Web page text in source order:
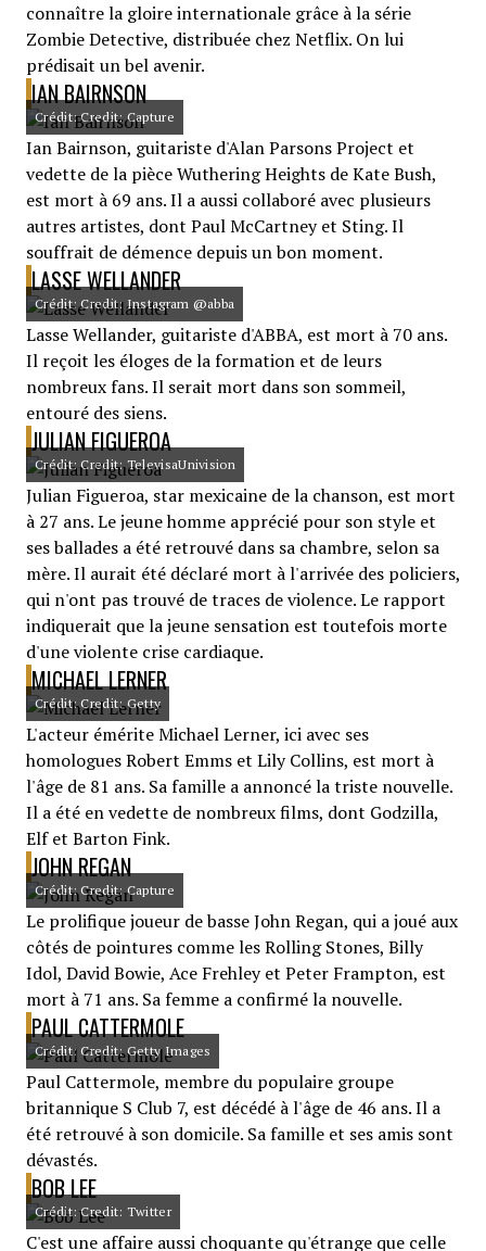
connaître la gloire internationale grâce à la série
Zombie Detective, distribuée chez Netflix. On lui
prédisait un bel avenir.
IAN BAIRNSON
Crédit: Credit: Capture
Ian Bairnson, guitariste d'Alan Parsons Project et
vedette de la pièce Wuthering Heights de Kate Bush,
est mort à 69 ans. Il a aussi collaboré avec plusieurs
autres artistes, dont Paul McCartney et Sting. Il
souffrait de démence depuis un bon moment.
LASSE WELLANDER
Crédit: Credit: Instagram @abba
Lasse Wellander, guitariste d'ABBA, est mort à 70 ans.
Il reçoit les éloges de la formation et de leurs
nombreux fans. Il serait mort dans son sommeil,
entouré des siens.
JULIAN FIGUEROA
Crédit: Credit: TelevisaUnivision
Julian Figueroa, star mexicaine de la chanson, est mort
à 27 ans. Le jeune homme apprécié pour son style et
ses ballades a été retrouvé dans sa chambre, selon sa
mère. Il aurait été déclaré mort à l'arrivée des policiers,
qui n'ont pas trouvé de traces de violence. Le rapport
indiquerait que la jeune sensation est toutefois morte
d'une violente crise cardiaque.
MICHAEL LERNER
Crédit: Credit: Getty
L'acteur émérite Michael Lerner, ici avec ses
homologues Robert Emms et Lily Collins, est mort à
l'âge de 81 ans. Sa famille a annoncé la triste nouvelle.
Il a été en vedette de nombreux films, dont Godzilla,
Elf et Barton Fink.
JOHN REGAN
Crédit: Credit: Capture
Le prolifique joueur de basse John Regan, qui a joué aux
côtés de pointures comme les Rolling Stones, Billy
Idol, David Bowie, Ace Frehley et Peter Frampton, est
mort à 71 ans. Sa femme a confirmé la nouvelle.
PAUL CATTERMOLE
Crédit: Credit: Getty Images
Paul Cattermole, membre du populaire groupe
britannique S Club 7, est décédé à l'âge de 46 ans. Il a
été retrouvé à son domicile. Sa famille et ses amis sont
dévastés.
BOB LEE
Crédit: Credit: Twitter
C'est une affaire aussi choquante qu'étrange que celle